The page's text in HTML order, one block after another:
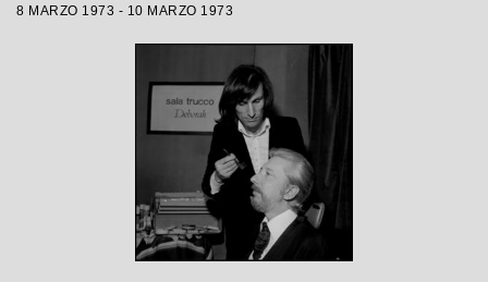
8 MARZO 1973 - 10 MARZO 1973